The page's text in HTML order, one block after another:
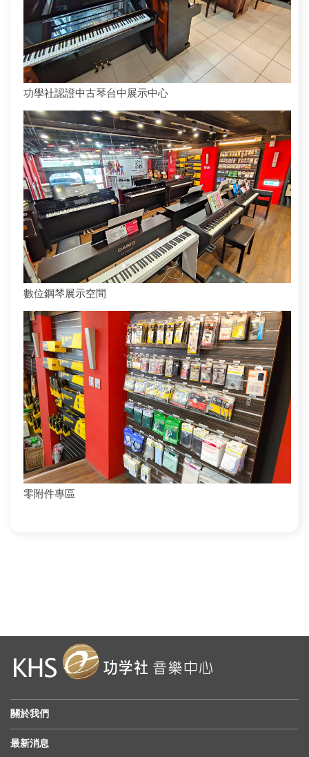
功學社認證中古琴台中展示中心
數位鋼琴展示空間
零附件專區
關於我們
最新消息